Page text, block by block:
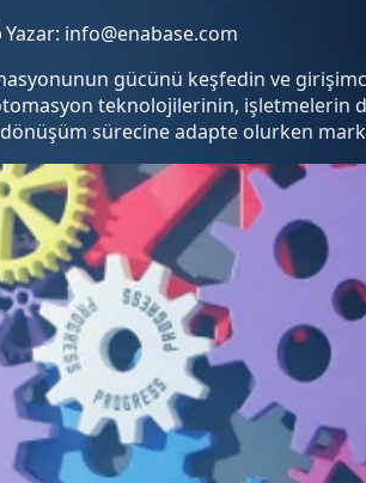
Yazar: info@enabase.com
gücünü keşfedin ve
teknolojilerinin, işletmelerin
sürecine adapte olurken